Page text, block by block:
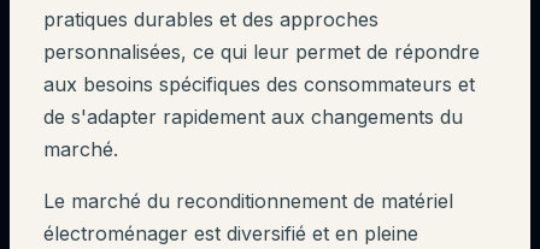
pratiques durables et des approches
personnalisées, ce qui leur permet de répondre
aux besoins spécifiques des consommateurs et
de s'adapter rapidement aux changements du
marché.
Le marché du reconditionnement de matériel
électroménager est diversifié et en pleine